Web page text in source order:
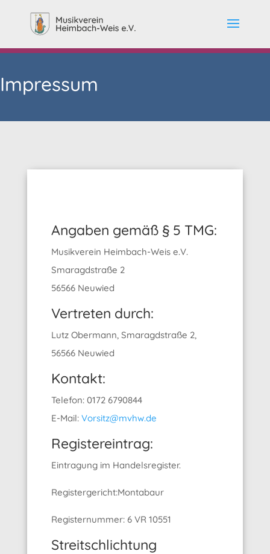
Impressum
Angaben gemäß § 5 TMG:
Musikverein Heimbach-Weis e.V.
Smaragdstraße 2
56566 Neuwied
Vertreten durch:
Lutz Obermann, Smaragdstraße 2,
56566 Neuwied
Kontakt:
Telefon: 0172 6790844
E-Mail: Vorsitz@mvhw.de
Registereintrag:
Eintragung im Handelsregister.
Registergericht:Montabaur
Registernummer: 6 VR 10551
Streitschlichtung